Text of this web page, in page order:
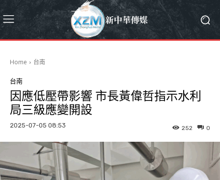
Home 台南
台南
因應低壓帶影響 市長黃偉哲指示水利
局三級應變開設
2025-07-05 08:53 0
252